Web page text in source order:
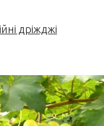
дріжджі